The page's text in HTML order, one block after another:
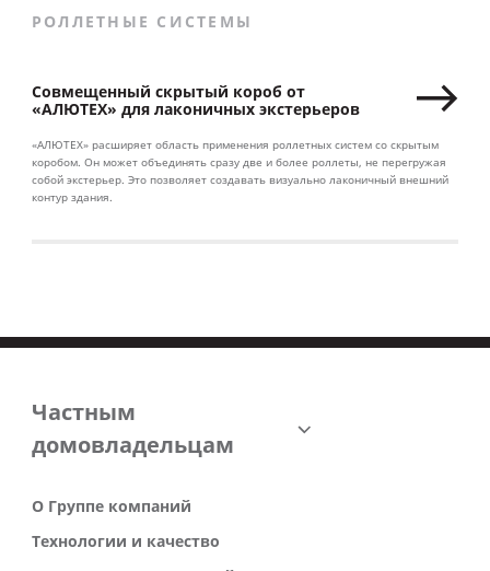
РОЛЛЕТНЫЕ СИСТЕМЫ
Совмещенный скрытый короб от
«АЛЮТЕХ» для лаконичных экстерьеров
«АЛЮТЕХ» расширяет область применения роллетных систем со скрытым
коробом. Он может объединять сразу две и более роллеты, не перегружая
собой экстерьер. Это позволяет создавать визуально лаконичный внешний
контур здания.
Частным
домовладельцам
О Группе компаний
Технологии и качество